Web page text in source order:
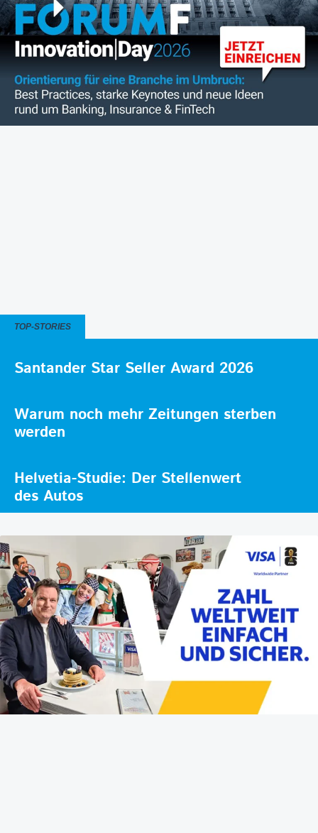
TOP-STORIES
Santander Star Seller Award 2026
Warum noch mehr Zeitungen sterben
werden
Helvetia-Studie: Der Stellenwert
des Autos